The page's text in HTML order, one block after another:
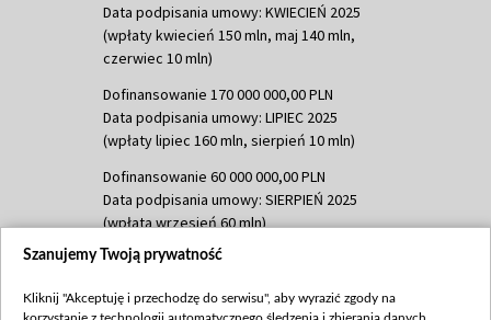
Data podpisania umowy: KWIECIEŃ 2025
(wpłaty kwiecień 150 mln, maj 140 mln,
czerwiec 10 mln)
Dofinansowanie 170 000 000,00 PLN
Data podpisania umowy: LIPIEC 2025
(wpłaty lipiec 160 mln, sierpień 10 mln)
Dofinansowanie 60 000 000,00 PLN
Data podpisania umowy: SIERPIEŃ 2025
(wpłata wrzesień 60 mln)
Dofinansowanie 635 783 051,21 PLN
(wpłata wrzesień 100 mln, październik 350
Szanujemy Twoją prywatność
Kliknij "Akceptuję i przechodzę do serwisu", aby wyrazić zgody na